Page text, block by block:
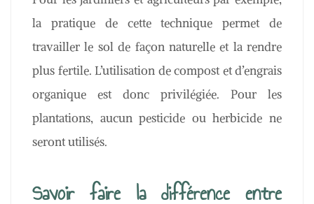
la pratique de cette technique permet de
travailler le sol de façon naturelle et la rendre
plus fertile. L’utilisation de compost et d’engrais
organique est donc privilégiée. Pour les
plantations, aucun pesticide ou herbicide ne
seront utilisés.
Savoir faire la différence entre